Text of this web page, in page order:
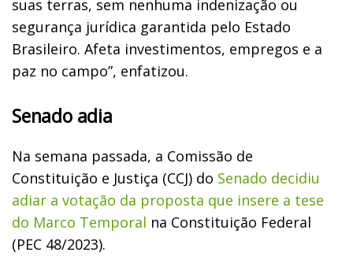
suas terras, sem nenhuma indenização ou
segurança jurídica garantida pelo Estado
Brasileiro. Afeta investimentos, empregos e a
paz no campo”, enfatizou.
Senado adia
Na semana passada, a Comissão de
Constituição e Justiça (CCJ) do Senado decidiu
adiar a votação da proposta que insere a tese
do Marco Temporal na Constituição Federal
(PEC 48/2023).